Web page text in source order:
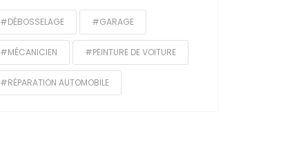
#DÉBOSSELAGE #GARAGE
#MÉCANICIEN #PEINTURE DE VOITURE
#RÉPARATION AUTOMOBILE